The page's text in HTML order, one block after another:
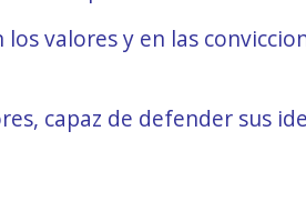
valores y en las
capaz de defender sus